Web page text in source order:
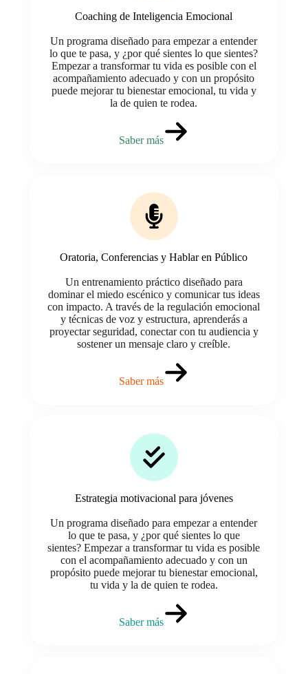
Coaching de Inteligencia Emocional
Un programa diseñado para empezar a entender
lo que te pasa, y ¿por qué sientes lo que sientes?
Empezar a transformar tu vida es posible con el
acompañamiento adecuado y con un propósito
puede mejorar tu bienestar emocional, tu vida y
la de quien te rodea.
Saber más
Oratoria, Conferencias y Hablar en Público
Un entrenamiento práctico diseñado para
dominar el miedo escénico y comunicar tus ideas
con impacto. A través de la regulación emocional
y técnicas de voz y estructura, aprenderás a
proyectar seguridad, conectar con tu audiencia y
sostener un mensaje claro y creíble.
Saber más
Estrategia motivacional para jóvenes
Un programa diseñado para empezar a entender
lo que te pasa, y ¿por qué sientes lo que
sientes? Empezar a transformar tu vida es posible
con el acompañamiento adecuado y con un
propósito puede mejorar tu bienestar emocional,
tu vida y la de quien te rodea.
Saber más